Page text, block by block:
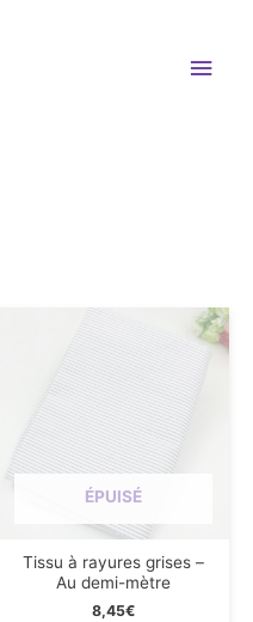
ÉPUISÉ
Tissu à rayures grises –
Au demi-mètre
8,45€